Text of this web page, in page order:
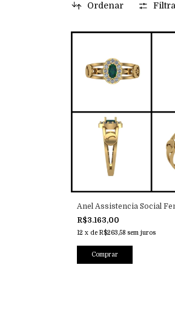
Ordenar
Anel Assistencia Social
R$3.163,00
12 x de R$263,58 sem juros
Comprar